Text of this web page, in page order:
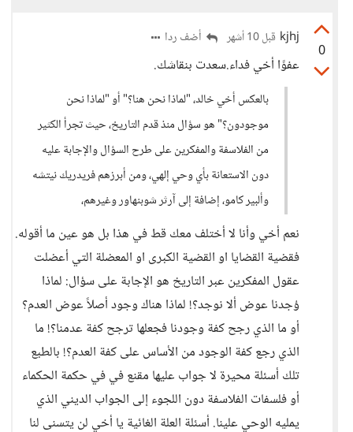
0
kjhj قبل 10 أشهر أضف ردا
عفوًا أخي فداء.سعدت بنقاشك.
بالعكس أخي خالد، "لماذا نحن هنا؟" أو "لماذا نحن
موجودون؟" هو سؤال منذ قدم التاريخ، حيث تجرأ الكثير
من الفلاسفة والمفكرين على طرح السؤال والإجابة عليه
دون الاستعانة بأي وحي إلهي، ومن أبرزهم فريدريك نيتشه
وألبير كامو، إضافة إلى آرثر شوبنهاور وغيرهم،
نعم أخي وأنا لا أختلف معك قط في هذا بل هو عين ما أقوله.
فقضية القضايا او القضية الكبرى او المعضلة التي أعضلت
عقول المفكرين عبر التاريخ هو الإجابة على سؤال: لماذا
وُجدنا عوض ألا نوجد؟! لماذا هناك وجود أصلاً عوض العدم؟
أو ما الذي رجح كفة وجودنا فجعلها ترجح كفة عدمنا؟! ما
الذي رجع كفة الوجود من الأساس على كفة العدم؟! بالطبع
تلك أسئلة محيرة لا جواب عليها مقنع في في حكمة الحكماء
أو فلسفات الفلاسفة دون اللجوء إلى الجواب الديني الذي
يمليه الوحي علينا. أسئلة العلة الغائية يا أخي لن يتسنى لنا